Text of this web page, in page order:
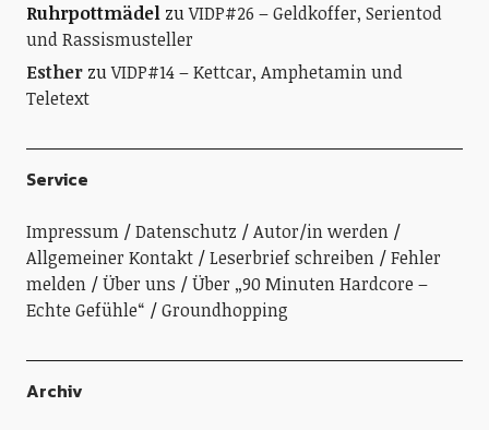
RuhrpottmädelzuVIDP#26 – Geldkoffer, Serientod
und Rassismusteller
EstherzuVIDP#14 – Kettcar, Amphetamin und
Teletext
Service
Impressum Datenschutz
Autor/in werden
Allgemeiner Kontakt
Leserbrief schreiben
Fehler
melden
Über uns
Über „90 Minuten Hardcore –
Echte Gefühle“
Groundhopping
Archiv